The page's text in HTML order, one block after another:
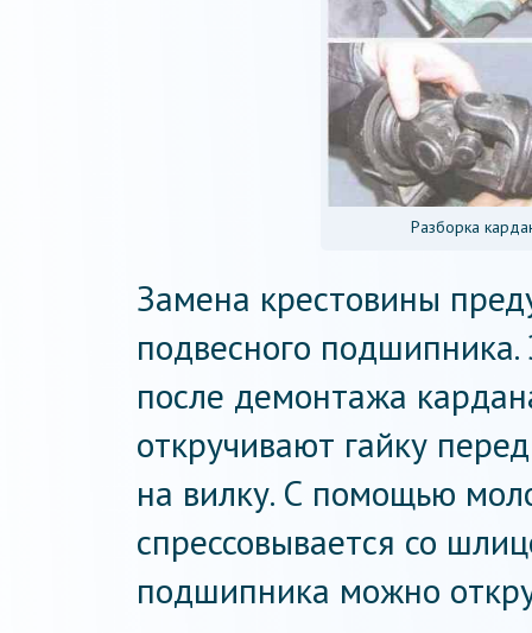
Разборка
Замена крестовины
подвесного
после демонтажа
откручивают гайку
на вилку. С помощью
спрессовывается со
подшипника можно